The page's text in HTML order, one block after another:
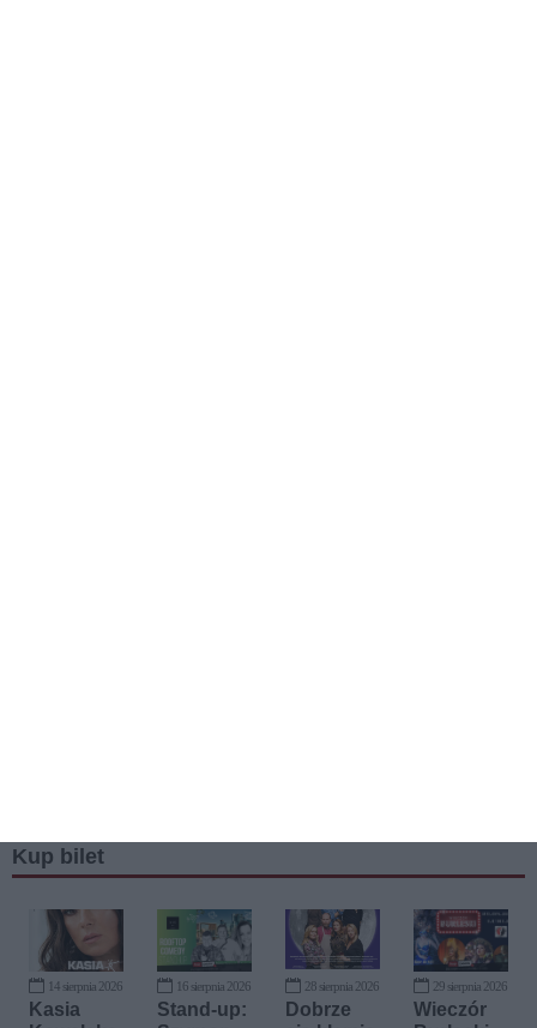
Kup bilet
14 sierpnia 2026
Kasia
16 sierpnia 2026
Stand-up:
28 sierpnia 2026
Dobrze
29 sierpnia 2026
Wieczór